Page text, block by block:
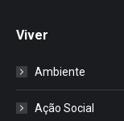
Viver
Ambiente
Ação Social